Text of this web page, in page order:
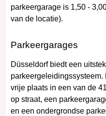
parkeergarage is 1,50 -
van de locatie).
Parkeergarages
Düsseldorf biedt een
vrije plaats in een van de
op straat, een
en een ondergrondse